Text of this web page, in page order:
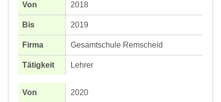
2018
2019
Gesamtschule Remscheid
Lehrer
2020